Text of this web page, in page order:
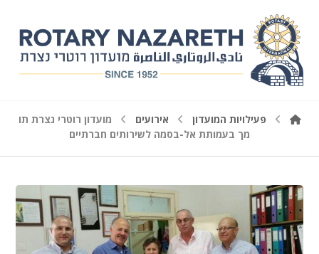
פעילויות המועדון אירועים
מועדון רוטרי נצרת תו
מך בעמותת אל-בסמה לשירותים חברתיים